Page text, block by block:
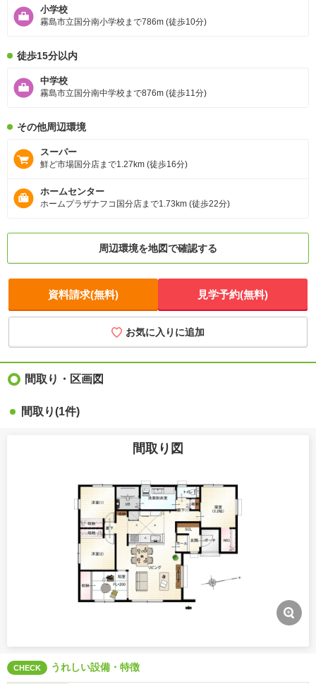
小学校
霧島市立国分南小学校まで786m (徒歩10分)
徒歩15分以内
中学校
霧島市立国分南中学校まで876m (徒歩11分)
その他周辺環境
スーパー
鮮ど市場国分店まで1.27km (徒歩16分)
ホームセンター
ホームプラザナフコ国分店まで1.73km (徒歩22分)
周辺環境を地図で確認する
資料請求(無料) 見学予約(無料)
お気に入りに追加
間取り・区画図
間取り(1件)
間取り図
CHECK うれしい設備・特徴